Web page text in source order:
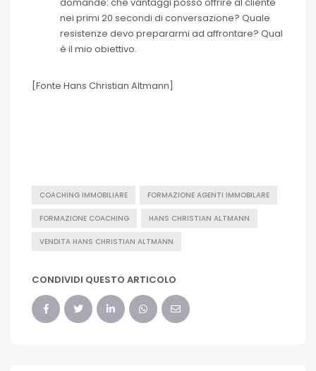
nei primi 20 secondi di conversazione? Quale
resistenze devo prepararmi ad affrontare? Qual
è il mio obiettivo.
[Fonte Hans Christian Altmann]
COACHING IMMOBILIARE FORMAZIONE AGENTI IMMOBILARE
FORMAZIONE COACHING HANS CHRISTIAN ALTMANN
VENDITA HANS CHRISTIAN ALTMANN
CONDIVIDI QUESTO ARTICOLO